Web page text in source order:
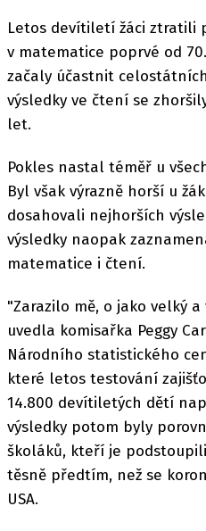
Letos devítiletí žáci ztratili
v matematice poprvé od
začaly účastnit
výsledky ve čtení se
let.
Pokles nastal téměř u
Byl však výrazně horší u
dosahovali nejhorších
výsledky naopak
matematice i čtení.
"Zarazilo mě, o jako velký
uvedla komisařka Peggy
Národního statistického
které letos testování
14.800 devítiletých dětí
výsledky potom byly
školáků, kteří je
těsně předtím, než se
USA.